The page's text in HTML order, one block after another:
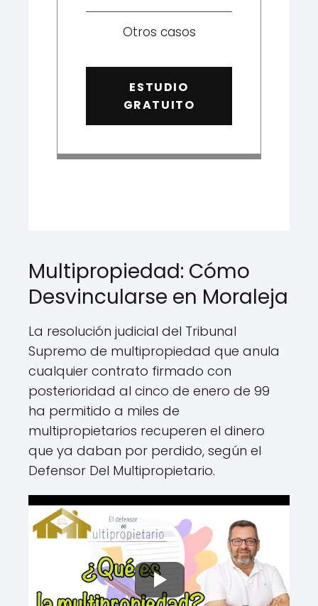
Otros casos
ESTUDIO
GRATUITO
Multipropiedad: Cómo
Desvincularse en Moraleja
La resolución judicial del Tribunal
Supremo de multipropiedad que anula
cualquier contrato firmado con
posterioridad al cinco de enero de 99
ha permitido a miles de
multipropietarios recuperen el dinero
que ya daban por perdido, según el
Defensor Del Multipropietario.